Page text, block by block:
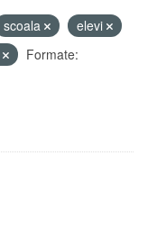
scoala
elevi
Formate: